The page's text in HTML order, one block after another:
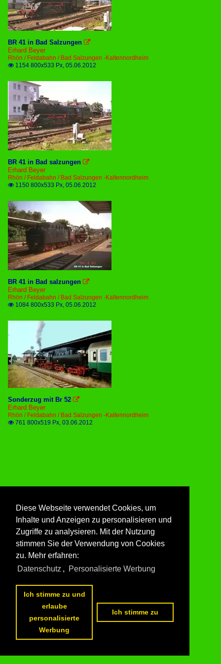
BR 41 in Bad Salzungen 
Erhard Beyer
Rhön / Feldabahn / Bad Salzungen -Kaltennordheim
 1154 800x533 Px, 05.06.2012
BR 41 in Bad salzungen 
Erhard Beyer
Rhön / Feldabahn / Bad Salzungen -Kaltennordheim
 1150 800x533 Px, 05.06.2012
BR 41 in Bad salzungen 
Erhard Beyer
Rhön / Feldabahn / Bad Salzungen -Kaltennordheim
 1084 800x533 Px, 05.06.2012
Sonderzug mit Br 52 
Erhard Beyer
Rhön / Feldabahn / Bad Salzungen -Kaltennordheim
 761 800x519 Px, 03.06.2012
Diese Webseite verwendet Cookies, um
Inhalte und Anzeigen zu personalisieren und
Zugriffe zu analysieren. Mit der Nutzung
stimmen Sie der Verwendung von Cookies
zu. Mehr erfahren:
Datenschutz , Personalisierte Werbung
Ich stimme zu und
erlaube
personalisierte
Werbung
Ich stimme zu